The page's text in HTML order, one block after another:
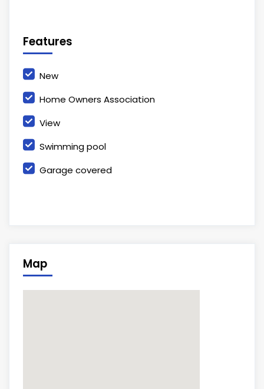
Features
New
Home Owners Association
View
Swimming pool
Garage covered
Map